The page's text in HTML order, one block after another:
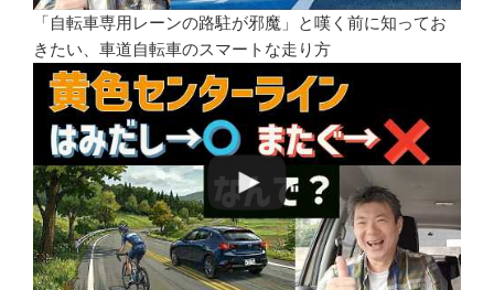
「自転車専用レーンの路駐が邪魔」と嘆く前に知ってお
きたい、車道自転車のスマートな走り方